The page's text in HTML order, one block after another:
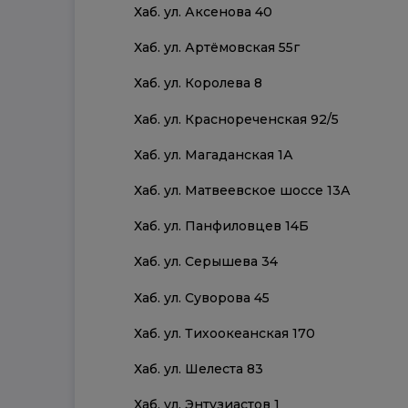
Хаб. ул. Аксенова 40
Хаб. ул. Артёмовская 55г
Хаб. ул. Королева 8
Хаб. ул. Краснореченская 92/5
Хаб. ул. Магаданская 1А
Хаб. ул. Матвеевское шоссе 13А
Хаб. ул. Панфиловцев 14Б
Хаб. ул. Серышева 34
Хаб. ул. Суворова 45
Хаб. ул. Тихоокеанская 170
Хаб. ул. Шелеста 83
Хаб. ул. Энтузиастов 1